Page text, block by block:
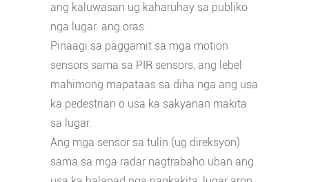
ang kaluwasan ug kaharuhay sa publiko
nga lugar. ang oras.
Pinaagi sa paggamit sa mga motion
sensors sama sa PIR sensors, ang lebel
mahimong mapataas sa diha nga ang usa
ka pedestrian o usa ka sakyanan makita
sa lugar.
Ang mga sensor sa tulin (ug direksyon)
sama sa mga radar nagtrabaho uban ang